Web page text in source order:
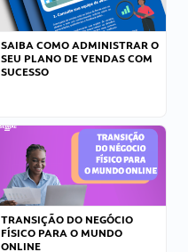
SAIBA COMO ADMINISTRAR O
SEU PLANO DE VENDAS COM
SUCESSO
TRANSIÇÃO DO NEGÓCIO
FÍSICO PARA O MUNDO
ONLINE